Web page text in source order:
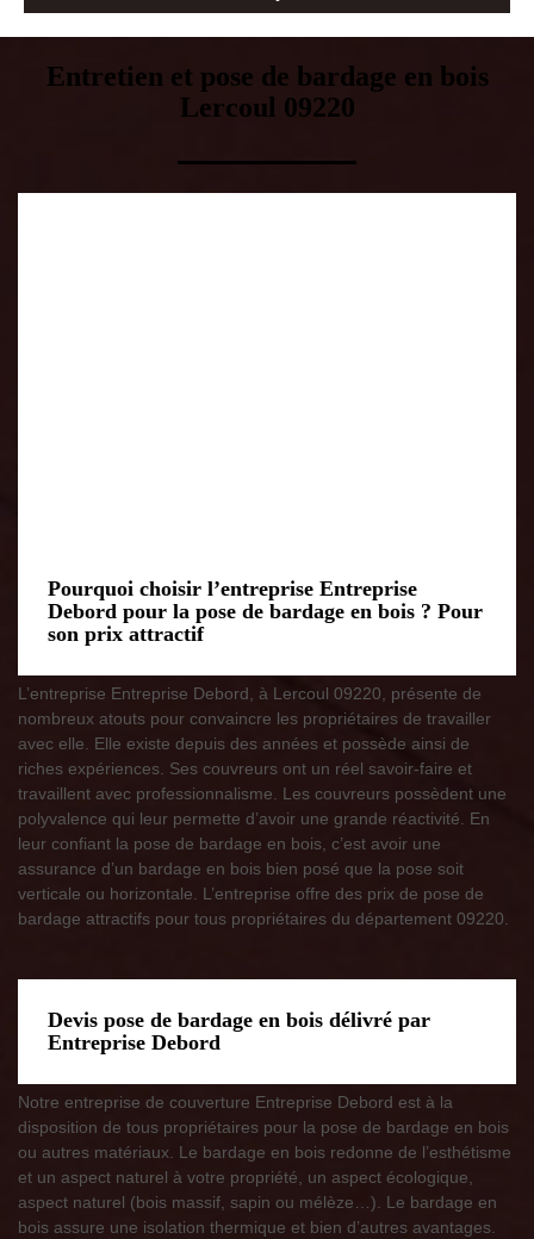
Entretien et pose de bardage en bois
Lercoul 09220
Pourquoi choisir l’entreprise Entreprise
Debord pour la pose de bardage en bois ? Pour
son prix attractif
L’entreprise Entreprise Debord, à Lercoul 09220, présente de
nombreux atouts pour convaincre les propriétaires de travailler
avec elle. Elle existe depuis des années et possède ainsi de
riches expériences. Ses couvreurs ont un réel savoir-faire et
travaillent avec professionnalisme. Les couvreurs possèdent une
polyvalence qui leur permette d’avoir une grande réactivité. En
leur confiant la pose de bardage en bois, c’est avoir une
assurance d’un bardage en bois bien posé que la pose soit
verticale ou horizontale. L’entreprise offre des prix de pose de
bardage attractifs pour tous propriétaires du département 09220.
Devis pose de bardage en bois délivré par
Entreprise Debord
Notre entreprise de couverture Entreprise Debord est à la
disposition de tous propriétaires pour la pose de bardage en bois
ou autres matériaux. Le bardage en bois redonne de l’esthétisme
et un aspect naturel à votre propriété, un aspect écologique,
aspect naturel (bois massif, sapin ou mélèze…). Le bardage en
bois assure une isolation thermique et bien d’autres avantages.